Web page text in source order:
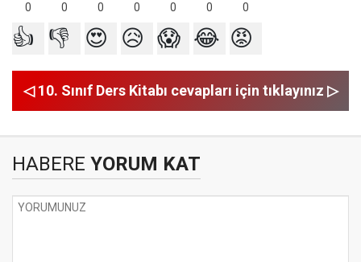
0 0 0 0 0 0 0
👍 👎 😍 😥 😱 😂 😡
◁ 10. Sınıf Ders Kitabı cevapları için tıklayınız ▷
HABERE YORUM KAT